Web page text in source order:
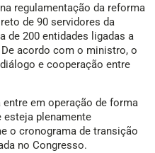
regulamentação da reforma
de 90 servidores da
de 200 entidades ligadas a
acordo com o ministro, o
e cooperação entre
em operação de forma
esteja plenamente
o cronograma de transição
no Congresso.